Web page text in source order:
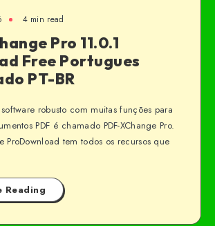
4 min read
Pro 11.0.1
Free Portugues
PT-BR
robusto com muitas funções para
PDF é chamado PDF-XChange Pro.
ProDownload tem todos os recursos que
Reading